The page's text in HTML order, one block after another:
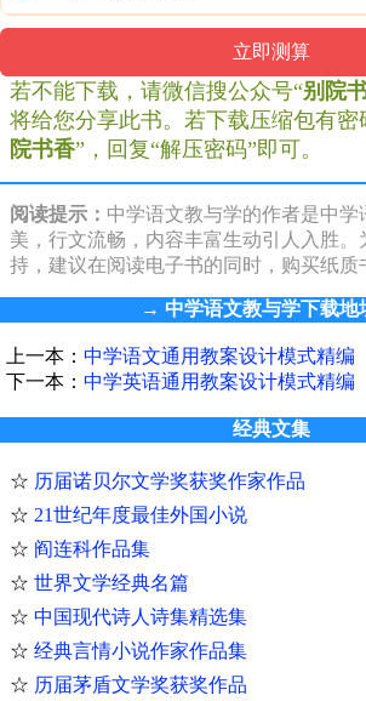
若不能下载，请微信搜公众号“别院
将给您分享此书。若下载压缩包有密
院书香”，回复“解压密码”即可。
阅读提示： 中学语文教与学的作者是中学
美，行文流畅，内容丰富生动引人入胜。
持，建议在阅读电子书的同时，购买纸质
→ 中学语文教与学下载地
上一本： 中学语文通用教案设计模式精编
下一本： 中学英语通用教案设计模式精编
经典文集
☆ 历届诺贝尔文学奖获奖作家作品
☆ 21世纪年度最佳外国小说
☆ 阎连科作品集
☆ 世界文学经典名篇
☆ 中国现代诗人诗集精选集
☆ 经典言情小说作家作品集
☆ 历届茅盾文学奖获奖作品